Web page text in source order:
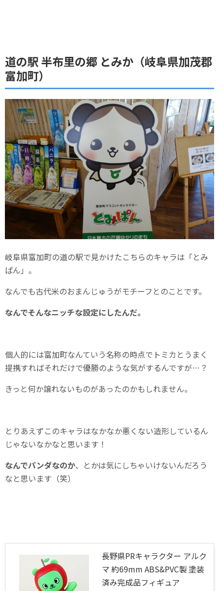
道の駅 半布里の郷 とみか（岐阜県加茂郡
富加町）
岐阜県富加町の道の駅で見かけたこちらのキャラは「とみ
ぱん」。
なんでも古代米のおまんじゅうがモチーフとのことです。
なんでそんなニッチな設定にしたんだ。
個人的には富加町なんていう名称の時点でトミカとうまく
提携すればそれだけで優勝のような気がするんですが…？
きっと何か譲れないものがあったのかもしれません。
とりあえずこのキャラはなかなか悪くない造形しているん
じゃないなかなと思います！
なんでパンダなのか、とかは気にしちゃいけないんだろう
なと思います（笑）
長野県PRキャラクター アルク
マ 約69mm ABS&PVC製 塗装
済み完成品フィギュア